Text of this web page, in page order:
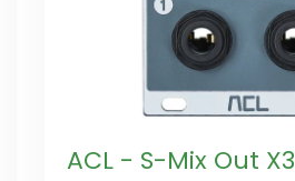
ACL - S-Mix Out X3